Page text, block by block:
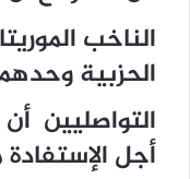
الناخب
الحزبية
التواصليين
أجل